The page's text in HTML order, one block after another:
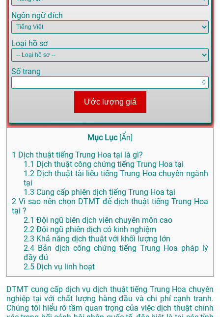
Ngôn ngữ đích
Loại hồ sơ
Số trang
Ước lượng giá
Mục Lục [Ẩn]
1 Dịch thuật tiếng Trung Hoa tại là gì?
1.1 Dịch thuật công chứng tiếng Trung Hoa tại
1.2 Dịch thuật tài liệu tiếng Trung Hoa chuyên ngành
tại
1.3 Cung cấp phiên dịch tiếng Trung Hoa tại
2 Vì sao nên chọn DTMT để dịch thuật tiếng Trung Hoa
tại ?
2.1 Đội ngũ biên dịch viên chuyên môn cao
2.2 Đội ngũ phiên dịch có kinh nghiệm
2.3 Khả năng dịch thuật với khối lượng lớn
2.4 Bản dịch công chứng tiếng Trung Hoa pháp lý
đầy đủ
2.5 Dịch vụ linh hoạt
DTMT cung cấp dịch vụ dịch thuật tiếng Trung Hoa chuyên
nghiệp tại với chất lượng hàng đầu và chi phí cạnh tranh.
Chúng tôi hiểu rõ tầm quan trọng của việc dịch thuật chính